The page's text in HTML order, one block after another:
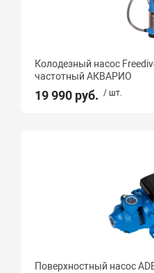
Колодезный насос
частотный АКВАРИО
19 990 руб. / шт.
Поверхностный насос